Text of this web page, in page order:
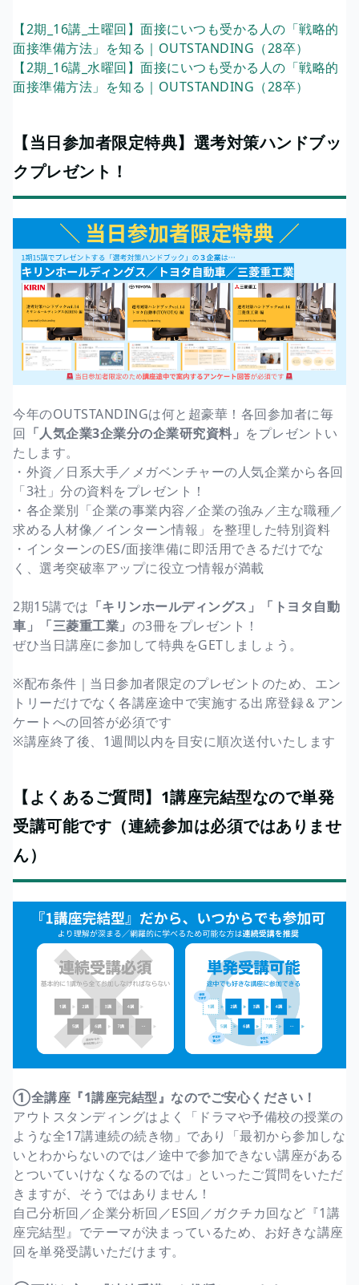
【2期_16講_土曜回】面接にいつも受かる人の「戦略的
面接準備方法」を知る｜OUTSTANDING（28卒）
【2期_16講_水曜回】面接にいつも受かる人の「戦略的
面接準備方法」を知る｜OUTSTANDING（28卒）
【当日参加者限定特典】選考対策ハンドブッ
クプレゼント！
今年のOUTSTANDINGは何と超豪華！各回参加者に毎
回 「人気企業3企業分の企業研究資料」 をプレゼントい
たします。
・外資／日系大手／メガベンチャーの人気企業から各回
「3社」分の資料をプレゼント！
・各企業別「企業の事業内容／企業の強み／主な職種／
求める人材像／インターン情報」を整理した特別資料
・インターンのES/面接準備に即活用できるだけでな
く、選考突破率アップに役立つ情報が満載
2期15講では 「キリンホールディングス」「トヨタ自動
車」「三菱重工業」 の3冊をプレゼント！
ぜひ当日講座に参加して特典をGETしましょう。
※配布条件｜当日参加者限定のプレゼントのため、エン
トリーだけでなく各講座途中で実施する出席登録＆アン
ケートへの回答が必須です
※講座終了後、1週間以内を目安に順次送付いたします
【よくあるご質問】1講座完結型なので単発
受講可能です（連続参加は必須ではありませ
ん）
①全講座『1講座完結型』なのでご安心ください！
アウトスタンディングはよく「ドラマや予備校の授業の
ような全17講連続の続き物」であり「最初から参加しな
いとわからないのでは／途中で参加できない講座がある
とついていけなくなるのでは」といったご質問をいただ
きますが、そうではありません！
自己分析回／企業分析回／ES回／ガクチカ回など『1講
座完結型』でテーマが決まっているため、お好きな講座
回を単発受講いただけます。